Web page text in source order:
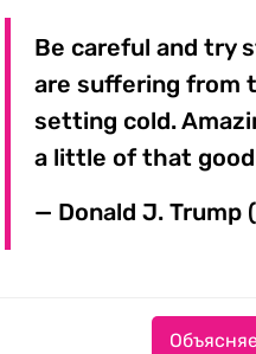
Be careful and try
are suffering from
setting cold.
a little of that good
— Donald J. Trump